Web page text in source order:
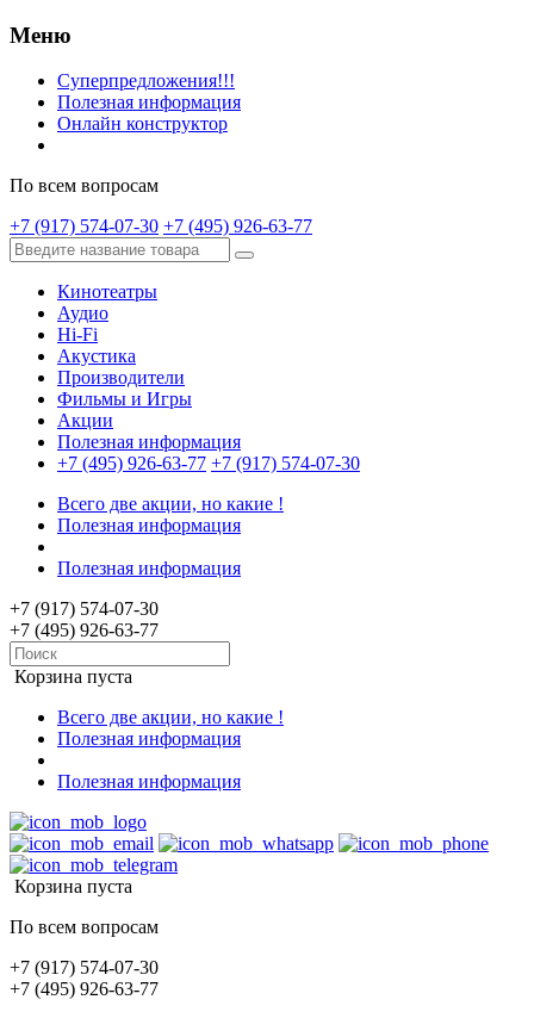
Меню
Суперпредложения!!!
Полезная информация
Онлайн конструктор
По всем вопросам
+7 (917) 574-07-30 +7 (495) 926-63-77
Кинотеатры
Аудио
Hi-Fi
Акустика
Производители
Фильмы и Игры
Акции
Полезная информация
+7 (495) 926-63-77 +7 (917) 574-07-30
Всего две акции, но какие !
Полезная информация
Полезная информация
+7 (917) 574-07-30
+7 (495) 926-63-77
Корзина пуста
Всего две акции, но какие !
Полезная информация
Полезная информация
Корзина пуста
По всем вопросам
+7 (917) 574-07-30
+7 (495) 926-63-77